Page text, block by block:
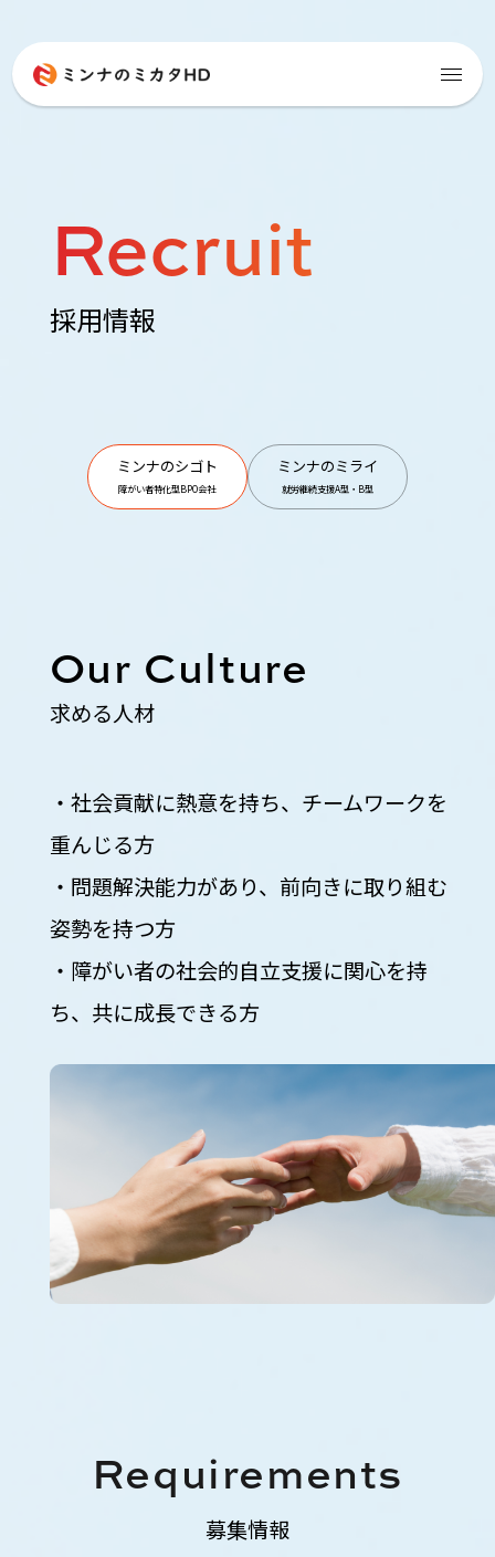
Recruit
採用情報
ミンナのシゴト
障がい者特化型BPO会社
ミンナのミライ
就労継続支援A型・B型
Our Culture
求める人材
・社会貢献に熱意を持ち、チームワークを
重んじる方
・問題解決能力があり、前向きに取り組む
姿勢を持つ方
・障がい者の社会的自立支援に関心を持
ち、共に成長できる方
Requirements
募集情報